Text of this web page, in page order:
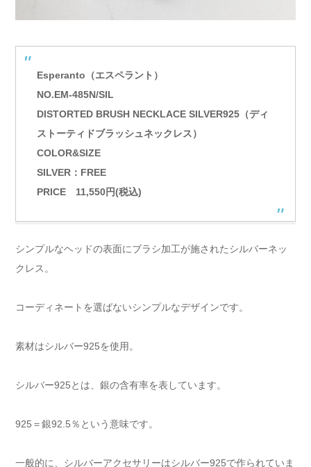
Esperanto（エスペラント）
NO.EM-485N/SIL
DISTORTED BRUSH NECKLACE SILVER925（ディ
ストーティドブラッシュネックレス）
COLOR&SIZE
SILVER：FREE
PRICE 11,550円(税込)
シンプルなヘッドの表面にブラシ加工が施されたシルバーネッ
クレス。
コーディネートを選ばないシンプルなデザインです。
素材はシルバー925を使用。
シルバー925とは、銀の含有率を表しています。
925＝銀92.5％という意味です。
一般的に、シルバーアクセサリーはシルバー925で作られていま